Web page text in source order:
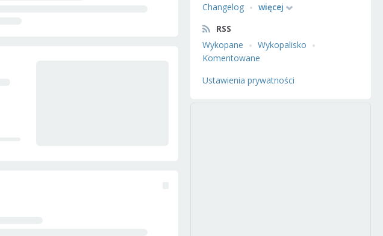
Changelog
więcej
RSS
Wykopane
Wykopalisko
Komentowane
Ustawienia prywatności